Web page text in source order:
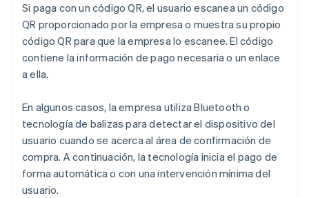
Si paga con un código QR, el usuario escanea un código
QR proporcionado por la empresa o muestra su propio
código QR para que la empresa lo escanee. El código
contiene la información de pago necesaria o un enlace
a ella.
En algunos casos, la empresa utiliza Bluetooth o
tecnología de balizas para detectar el dispositivo del
usuario cuando se acerca al área de confirmación de
compra. A continuación, la tecnología inicia el pago de
forma automática o con una intervención mínima del
usuario.